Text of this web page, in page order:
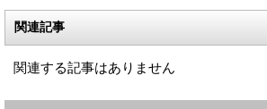
関連記事
関連する記事はありません